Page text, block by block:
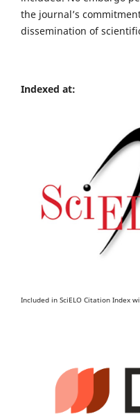
the journal’s
dissemination of
Indexed at:
Included in SciELO Citation Index